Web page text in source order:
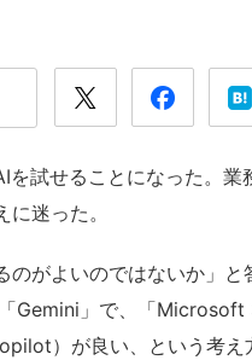
試せることになった。業
迷った。
がよいのではないか」
Gemini」で、「Microsoft
）が良い、という考え